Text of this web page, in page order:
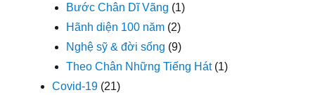
Bước Chân Dĩ Vãng (1)
Hãnh diện 100 năm (2)
Nghệ sỹ & đời sống (9)
Theo Chân Những Tiếng Hát(1)
Covid-19 (21)